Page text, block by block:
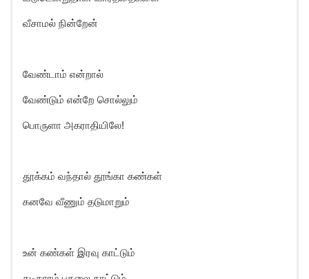
வீசாமல் நின்றேன்
வேண்டாம் என்றால்
வேண்டும் என்றே சொல்லும்
பொருளா அகராதியிலே!
தூக்கம் வந்தால் தூங்கா கண்கள்
கனவே வீணும் தடுமாறும்
உன் கண்கள் இரவு காட்டும்